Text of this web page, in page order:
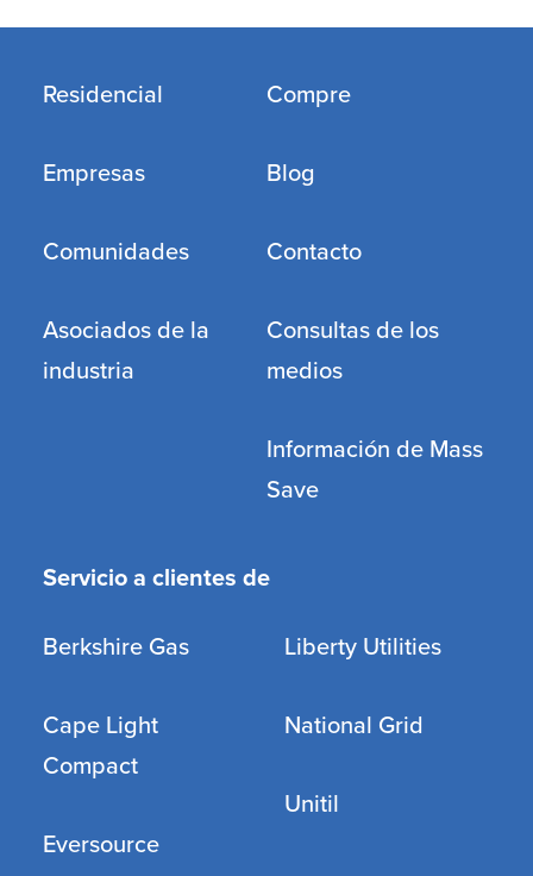
Residencial
Empresas
Comunidades
Asociados de la
industria
Compre
Blog
Contacto
Consultas de los
medios
Información de Mass
Save
Servicio a clientes de
Berkshire Gas
Cape Light
Compact
Eversource
Liberty Utilities
National Grid
Unitil